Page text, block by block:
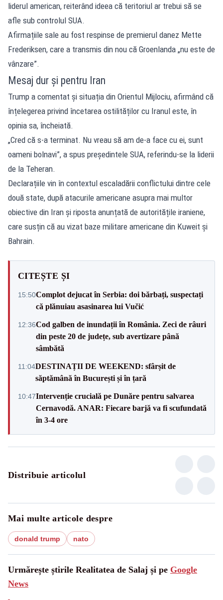
liderul american, reiterând ideea că teritoriul ar trebui să se
afle sub controlul SUA.
Afirmațiile sale au fost respinse de premierul danez Mette
Frederiksen, care a transmis din nou că Groenlanda „nu este de
vânzare”.
Mesaj dur și pentru Iran
Trump a comentat și situația din Orientul Mijlociu, afirmând că
înțelegerea privind încetarea ostilităților cu Iranul este, în
opinia sa, încheiată.
„Cred că s-a terminat. Nu vreau să am de-a face cu ei, sunt
oameni bolnavi”, a spus președintele SUA, referindu-se la liderii
de la Teheran.
Declarațiile vin în contextul escaladării conflictului dintre cele
două state, după atacurile americane asupra mai multor
obiective din Iran și riposta anunțată de autoritățile iraniene,
care susțin că au vizat baze militare americane din Kuweit și
Bahrain.
CITEȘTE ȘI
15:50Complot dejucat în Serbia: doi bărbați, suspectați
că plănuiau asasinarea lui Vučić
12:36Cod galben de inundații în România. Zeci de râuri
din peste 20 de județe, sub avertizare până
sâmbătă
11:04DESTINAȚII DE WEEKEND: sfârșit de
săptămână în București și în țară
10:47Intervenție crucială pe Dunăre pentru salvarea
Cernavodă. ANAR: Fiecare barjă va fi scufundată
în 3-4 ore
Distribuie articolul
Mai multe articole despre
donald trump nato
Urmărește știrile Realitatea de Salaj și pe Google
News